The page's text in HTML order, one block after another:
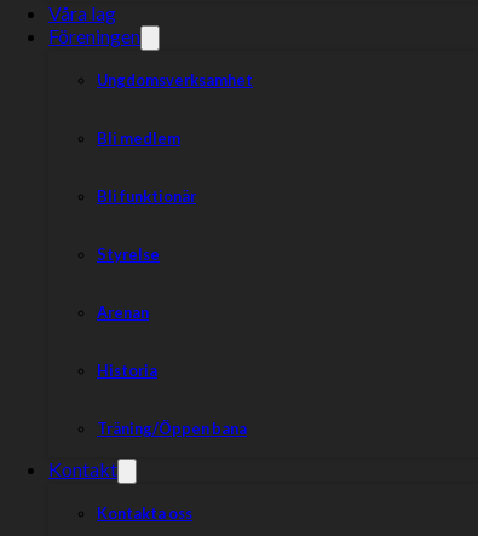
Våra lag
Föreningen
Ungdomsverksamhet
Bli medlem
Bli funktionär
Styrelse
Arenan
Historia
Träning/Öppen bana
Kontakt
Kontakta oss